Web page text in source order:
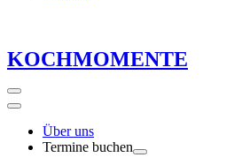
KOCHMOMENTE
Über uns
Termine buchen